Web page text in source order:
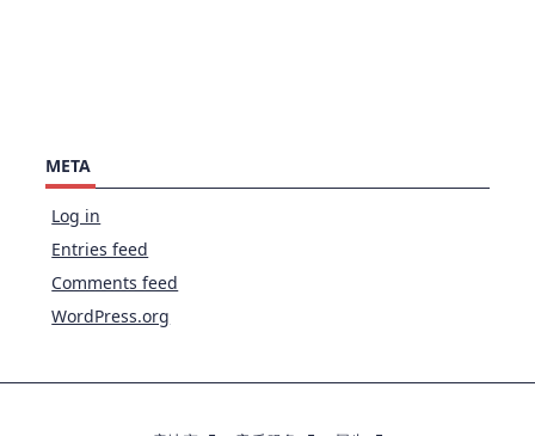
META
Log in
Entries feed
Comments feed
WordPress.org